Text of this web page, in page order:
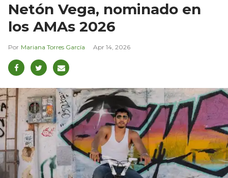
Netón Vega, nominado en
los AMAs 2026
Mariana Torres García Apr 14, 2026